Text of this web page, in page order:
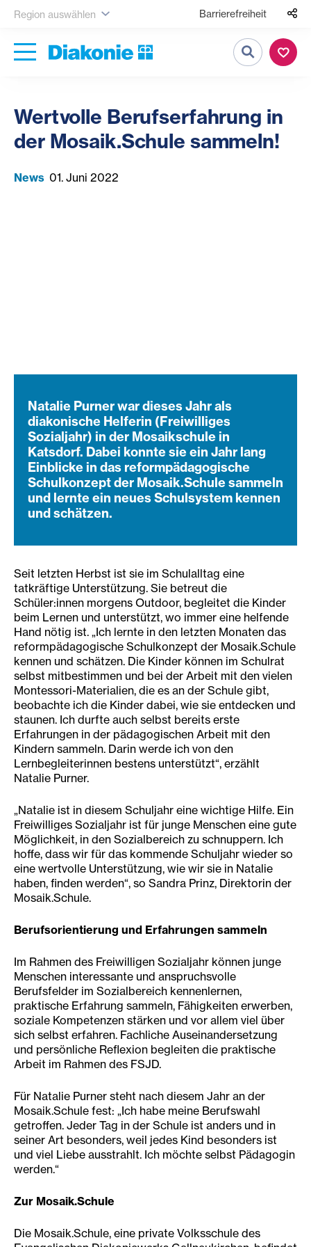
Region auswählen Barrierefreiheit
Suche
Wertvolle Berufserfahrung in
der Mosaik.Schule sammeln!
News 01. Juni 2022
Natalie Purner war dieses Jahr als
diakonische Helferin (Freiwilliges
Sozialjahr) in der Mosaikschule in
Katsdorf. Dabei konnte sie ein Jahr lang
Einblicke in das reformpädagogische
Schulkonzept der Mosaik.Schule sammeln
und lernte ein neues Schulsystem kennen
und schätzen.
Seit letzten Herbst ist sie im Schulalltag eine
tatkräftige Unterstützung. Sie betreut die
Schüler:innen morgens Outdoor, begleitet die Kinder
beim Lernen und unterstützt, wo immer eine helfende
Hand nötig ist. „Ich lernte in den letzten Monaten das
reformpädagogische Schulkonzept der Mosaik.Schule
kennen und schätzen. Die Kinder können im Schulrat
selbst mitbestimmen und bei der Arbeit mit den vielen
Montessori-Materialien, die es an der Schule gibt,
beobachte ich die Kinder dabei, wie sie entdecken und
staunen. Ich durfte auch selbst bereits erste
Erfahrungen in der pädagogischen Arbeit mit den
Kindern sammeln. Darin werde ich von den
Lernbegleiterinnen bestens unterstützt“, erzählt
Natalie Purner.
„Natalie ist in diesem Schuljahr eine wichtige Hilfe. Ein
Freiwilliges Sozialjahr ist für junge Menschen eine gute
Möglichkeit, in den Sozialbereich zu schnuppern. Ich
hoffe, dass wir für das kommende Schuljahr wieder so
eine wertvolle Unterstützung, wie wir sie in Natalie
haben, finden werden“, so Sandra Prinz, Direktorin der
Mosaik.Schule.
Berufsorientierung und Erfahrungen sammeln
Im Rahmen des Freiwilligen Sozialjahr können junge
Menschen interessante und anspruchsvolle
Berufsfelder im Sozialbereich kennenlernen,
praktische Erfahrung sammeln, Fähigkeiten erwerben,
soziale Kompetenzen stärken und vor allem viel über
sich selbst erfahren. Fachliche Auseinandersetzung
und persönliche Reflexion begleiten die praktische
Arbeit im Rahmen des FSJD.
Für Natalie Purner steht nach diesem Jahr an der
Mosaik.Schule fest: „Ich habe meine Berufswahl
getroffen. Jeder Tag in der Schule ist anders und in
seiner Art besonders, weil jedes Kind besonders ist
und viel Liebe ausstrahlt. Ich möchte selbst Pädagogin
werden.“
Zur Mosaik.Schule
Die Mosaik.Schule, eine private Volksschule des